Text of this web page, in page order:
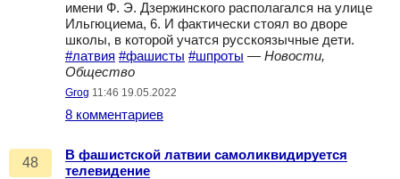
имени Ф. Э. Дзержинского располагался на улице
Ильгюциема, 6. И фактически стоял во дворе
школы, в которой учатся русскоязычные дети.
#латвия #фашисты #шпроты — Новости,
Общество
Grog 11:46 19.05.2022
8 комментариев
48
В фашистской латвии самоликвидируется
телевидение